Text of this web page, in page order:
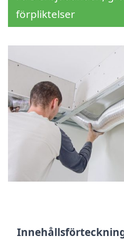
förpliktelser